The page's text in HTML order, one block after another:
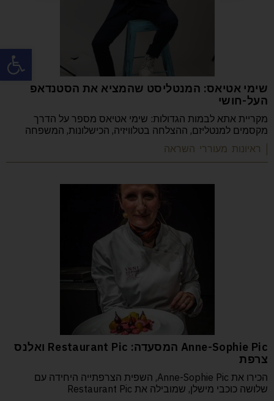
שימי אטיאס: המנטליסט שהמציא את הסטנדאפ
העל-חושי
מקריית אתא לבמות הגדולות: שימי אטיאס מספר על הדרך
מקסמים למנטליזם, ההצלחה בטלוויזיה, הכישלונות, המשפחה
| ראיונות מעוררי השראה
Anne-Sophie Pic המסעדה: Restaurant Pic ואלנס
צרפת
הכירו את Anne-Sophie Pic, השפית הצרפתייה היחידה עם
שלושה כוכבי מישלן, שמובילה את Restaurant Pic